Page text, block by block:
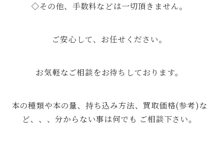
◇その他、手数料などは一切頂きません。
ご安心して、お任せください。
お気軽なご相談をお待ちしております。
本の種類や本の量、持ち込み方法、買取価格(参考)な
ど、、、分からない事は何でも ご相談下さい。